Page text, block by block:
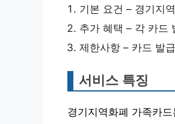
기본 요건 – 경기지
추가 혜택 – 각 카드
제한사항 – 카드 발
서비스 특징
경기지역화폐 가족카